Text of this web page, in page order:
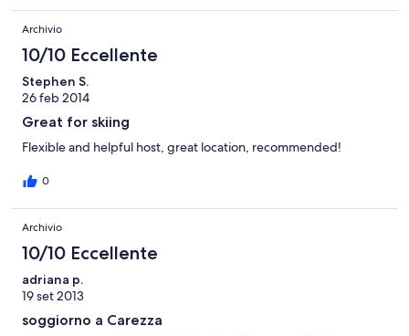
Archivio
10/10 Eccellente
Stephen S.
26 feb 2014
Great for skiing
Flexible and helpful host, great location, recommended!
0
Archivio
10/10 Eccellente
adriana p.
19 set 2013
soggiorno a Carezza